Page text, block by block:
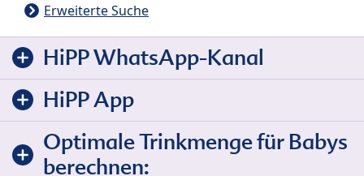
Erweiterte Suche
HiPP WhatsApp-Kanal
HiPP App
Optimale Trinkmenge für Babys
berechnen: